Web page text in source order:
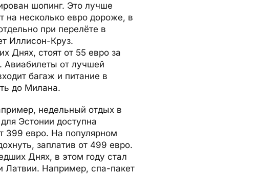
шопинг. Это лучше
на несколько евро дороже, в
при перелёте в
Иллисон-Круз.
Днях, стоят от 55 евро за
Авиабилеты от лучшей
багаж и питание в
до Милана.
недельный отдых в
Эстонии доступна
399 евро. На популярном
заплатив от 499 евро.
Днях, в этом году стал
Латвии. Например, спа-пакет